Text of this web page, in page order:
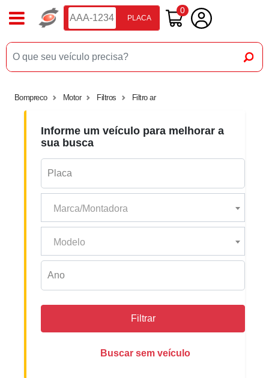
PLACA
0
Bompreco Motor Filtros Filtro ar
Informe um veículo para melhorar a
sua busca
Marca/Montadora
Modelo
Filtrar
Buscar sem veículo